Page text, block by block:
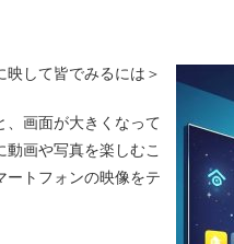
映して皆でみるには＞
、画面が大きくなって
画や写真を楽しむこ
ートフォンの映像をテ